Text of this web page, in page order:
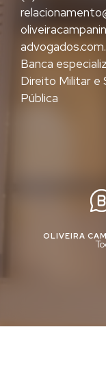
Banca
Direito Militar e
Pública
OLIVEIRA